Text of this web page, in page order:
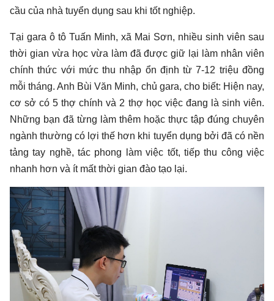
cầu của nhà tuyển dụng sau khi tốt nghiệp.
Tại gara ô tô Tuấn Minh, xã Mai Sơn, nhiều sinh viên sau
thời gian vừa học vừa làm đã được giữ lại làm nhân viên
chính thức với mức thu nhập ổn định từ 7-12 triệu đồng
mỗi tháng. Anh Bùi Văn Minh, chủ gara, cho biết: Hiện nay,
cơ sở có 5 thợ chính và 2 thợ học việc đang là sinh viên.
Những bạn đã từng làm thêm hoặc thực tập đúng chuyên
ngành thường có lợi thế hơn khi tuyển dụng bởi đã có nền
tảng tay nghề, tác phong làm việc tốt, tiếp thu công việc
nhanh hơn và ít mất thời gian đào tạo lại.